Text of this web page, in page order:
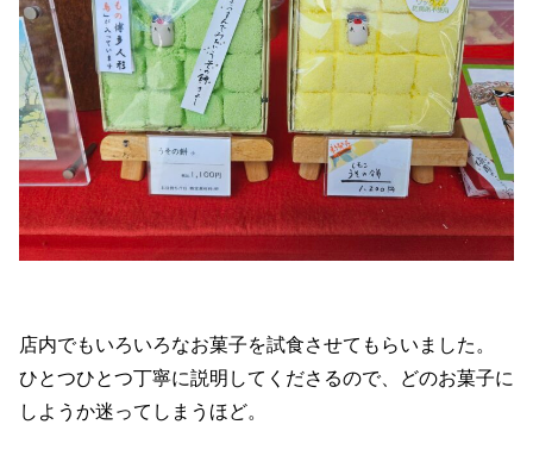
店内でもいろいろなお菓子を試食させてもらいました。
ひとつひとつ丁寧に説明してくださるので、どのお菓子に
しようか迷ってしまうほど。